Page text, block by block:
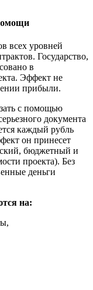
всех уровней
Государство,
в
Эффект не
прибыли.
с помощью
документа
каждый рубль
он принесет
бюджетный и
проекта). Без
деньги
на: